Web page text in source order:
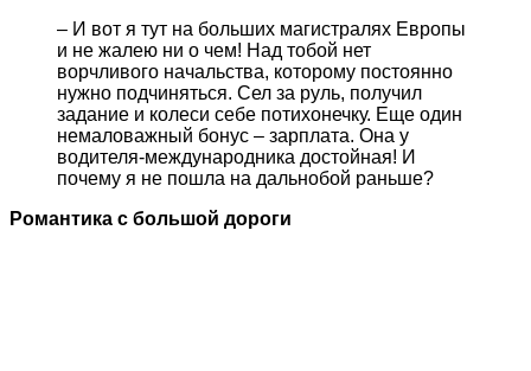
– И вот я тут на больших магистралях Европы
и не жалею ни о чем! Над тобой нет
ворчливого начальства, которому постоянно
нужно подчиняться. Сел за руль, получил
задание и колеси себе потихонечку. Еще один
немаловажный бонус – зарплата. Она у
водителя-международника достойная! И
почему я не пошла на дальнобой раньше?
Романтика с большой дороги